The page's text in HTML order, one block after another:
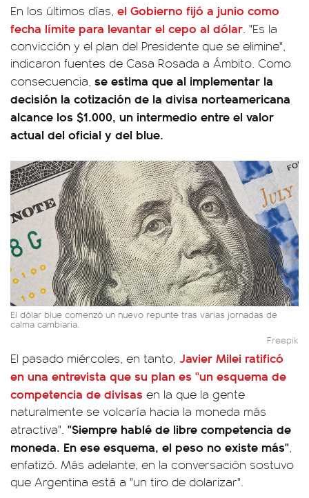
En los últimos días, el Gobierno fijó a junio como
fecha límite para levantar el cepo al dólar. "Es la
convicción y el plan del Presidente que se elimine",
indicaron fuentes de Casa Rosada a Ámbito. Como
consecuencia, se estima que al implementar la
decisión la cotización de la divisa norteamericana
alcance los $1.000, un intermedio entre el valor
actual del oficial y del blue.
El dólar blue comenzó un nuevo repunte tras varias jornadas de
calma cambiaria.
Freepik
El pasado miércoles, en tanto, Javier Milei ratificó
en una entrevista que su plan es "un esquema de
competencia de divisas en la que la gente
naturalmente se volcaría hacia la moneda más
atractiva". "Siempre hablé de libre competencia de
moneda. En ese esquema, el peso no existe más",
enfatizó. Más adelante, en la conversación sostuvo
que Argentina está a "un tiro de dolarizar".